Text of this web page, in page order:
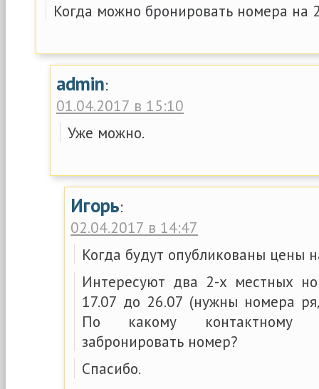
Когда можно бронировать номера на
admin:
01.04.2017 в 15:10
Уже можно.
Игорь:
02.04.2017 в 14:47
Когда будут опубликованы цены
Интересуют два 2-х местных
17.07 до 26.07 (нужны номера
По какому контактному
забронировать номер?
Спасибо.